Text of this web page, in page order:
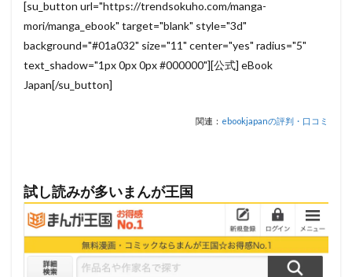
[su_button url="https://trendsokuho.com/manga-
mori/manga_ebook" target="blank" style="3d"
background="#01a032" size="11" center="yes" radius="5"
text_shadow="1px 0px 0px #000000"][公式] eBook
Japan[/su_button]
関連： ebookjapanの評判・口コミ
試し読みが多いまんが王国